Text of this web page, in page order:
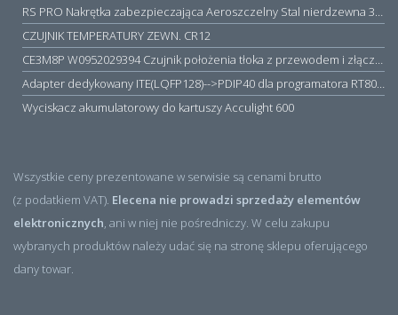
RS PRO Nakrętka zabezpieczająca Aeroszczelny Stal nierdzewna 316 Zwykłe
CZUJNIK TEMPERATURY ZEWN. CR12
CE3M8P W0952029394 Czujnik położenia tłoka z przewodem i złączem M8, PNP NO, 10...30VDC, 100mA, METALWORK, METAL WORK jak MZT1-0
Adapter dedykowany ITE(LQFP128)-->PDIP40 dla programatora RT809H/RT809F (simple)
Wyciskacz akumulatorowy do kartuszy Acculight 600
Wszystkie ceny prezentowane w serwisie są cenami brutto
(z podatkiem VAT). Elecena nie prowadzi sprzedaży elementów
elektronicznych, ani w niej nie pośredniczy. W celu zakupu
wybranych produktów należy udać się na stronę sklepu oferującego
dany towar.